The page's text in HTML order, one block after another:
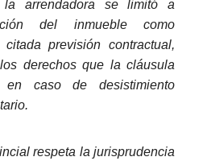
arrendadora se limitó a
del inmueble como
previsión contractual,
derechos que la cláusula
en caso de desistimiento
respeta la jurisprudencia